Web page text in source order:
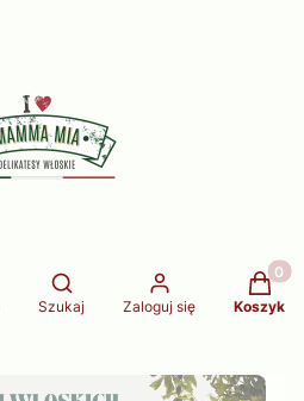
Otwórz wyszukiwarkę
Szukaj Zaloguj się Koszyk